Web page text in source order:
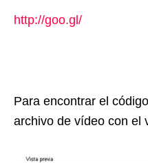
http://goo.gl/
Para encontrar el
archivo de vídeo con el